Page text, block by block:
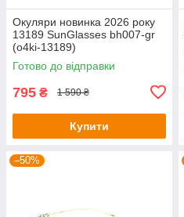
Окуляри новинка 2026 року
13189 SunGlasses bh007-gr
(o4ki-13189)
Готово до відправки
795 ₴ 1 590 ₴
Купити
–50%